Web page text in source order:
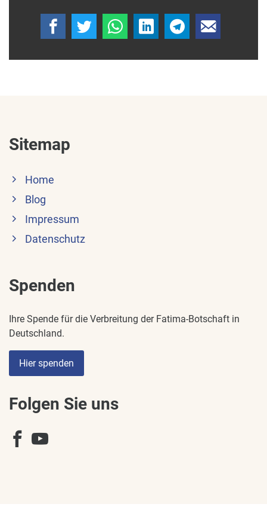
Sitemap
Home
Blog
Impressum
Datenschutz
Spenden
Ihre Spende für die Verbreitung der Fatima-Botschaft in
Deutschland.
Hier spenden
Folgen Sie uns